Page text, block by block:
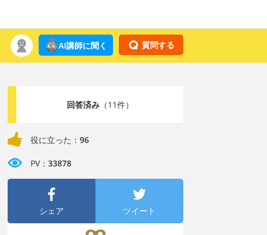
質問する
AI講師に聞く
回答済み（11件）
役に立った： 96
PV： 33878
シェア ツイート